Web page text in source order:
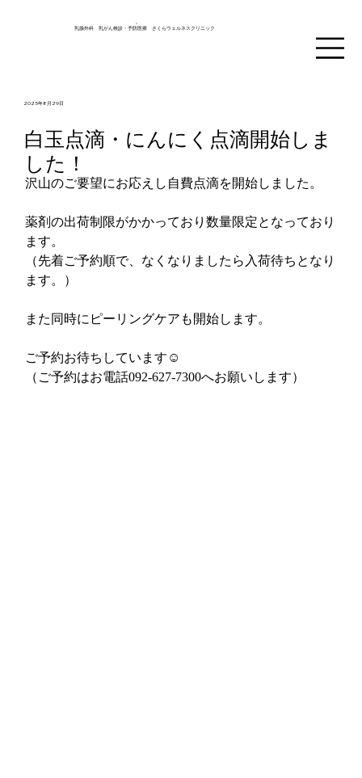
乳腺外科 乳がん検診・予防医療 さくらウェルネスクリニック
2025年8月29日
白玉点滴・にんにく点滴開始しま
した！
沢山のご要望にお応えし自費点滴を開始しました。
薬剤の出荷制限がかかっており数量限定となっており
ます。
（先着ご予約順で、なくなりましたら入荷待ちとなり
ます。）
また同時にピーリングケアも開始します。
ご予約お待ちしています☺
（ご予約はお電話092-627-7300へお願いします）